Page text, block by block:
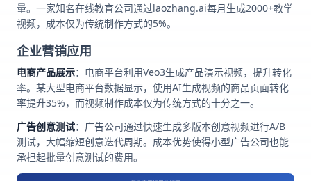
量。一家知名在线教育公司通过laozhang.ai每月生成2000+教学
视频，成本仅为传统制作方式的5%。
企业营销应用
电商产品展示：电商平台利用Veo3生成产品演示视频，提升转化
率。某大型电商平台数据显示，使用AI生成视频的商品页面转化
率提升35%，而视频制作成本仅为传统方式的十分之一。
广告创意测试：广告公司通过快速生成多版本创意视频进行A/B
测试，大幅缩短创意迭代周期。成本优势使得小型广告公司也能
承担起批量创意测试的费用。